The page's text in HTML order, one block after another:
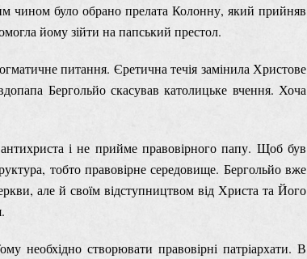
чином було обрано прелата Колонну, який прийняв
йому зійти на папський престол.
питання. Єретична течія замінила Христове
Бергольйо скасував католицьке вчення. Хоча
і не прийме правовірного папу. Щоб був
тобто правовірне середовище. Бергольйо вже
але й своїм відступництвом від Христа та Його
необхідно створювати правовірні патріархати. В